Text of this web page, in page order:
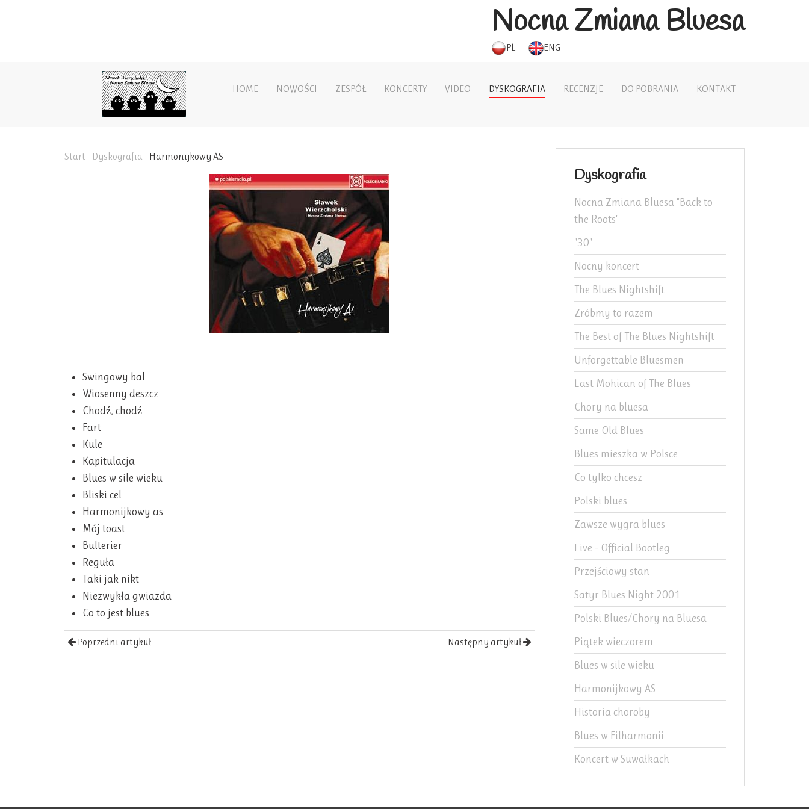
Nocna Zmiana Bluesa
PL ENG
HOME NOWOŚCI ZESPÓŁ KONCERTY VIDEO DYSKOGRAFIA RECENZJE DO POBRANIA KONTAKT
Start Dyskografia Harmonijkowy AS
Swingowy bal
Wiosenny deszcz
Chodź, chodź
Fart
Kule
Kapitulacja
Blues w sile wieku
Bliski cel
Harmonijkowy as
Mój toast
Bulterier
Reguła
Taki jak nikt
Niezwykła gwiazda
Co to jest blues
Poprzedni artykuł Następny artykuł
Dyskografia
Nocna Zmiana Bluesa "Back to
the Roots"
"30"
Nocny koncert
The Blues Nightshift
Zróbmy to razem
The Best of The Blues Nightshift
Unforgettable Bluesmen
Last Mohican of The Blues
Chory na bluesa
Same Old Blues
Blues mieszka w Polsce
Co tylko chcesz
Polski blues
Zawsze wygra blues
Live - Official Bootleg
Przejściowy stan
Satyr Blues Night 2001
Polski Blues/Chory na Bluesa
Piątek wieczorem
Blues w sile wieku
Harmonijkowy AS
Historia choroby
Blues w Filharmonii
Koncert w Suwałkach